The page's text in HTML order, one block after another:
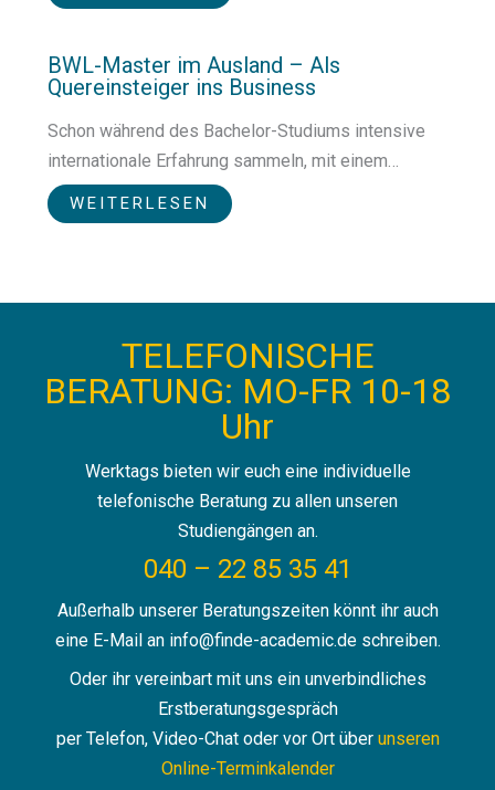
BWL-Master im Ausland – Als
Quereinsteiger ins Business
Schon während des Bachelor-Studiums intensive
internationale Erfahrung sammeln, mit einem…
WEITERLESEN
TELEFONISCHE
BERATUNG: MO-FR 10-18
Uhr
Werktags bieten wir euch eine individuelle
telefonische Beratung zu allen unseren
Studiengängen an.
040 – 22 85 35 41
Außerhalb unserer Beratungszeiten könnt ihr auch
eine E-Mail an info@finde-academic.de schreiben.
Oder ihr vereinbart mit uns ein unverbindliches
Erstberatungsgespräch
per Telefon, Video-Chat oder vor Ort über unseren
Online-Terminkalender